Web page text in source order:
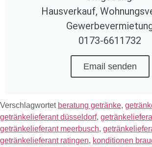
Hausverkauf,
0173-6611732
Email senden
Verschlagwortet beratung getränke,
getränkelieferant düsseldorf,
getränkelieferant meerbusch,
getränkelieferant ratingen, konditionen